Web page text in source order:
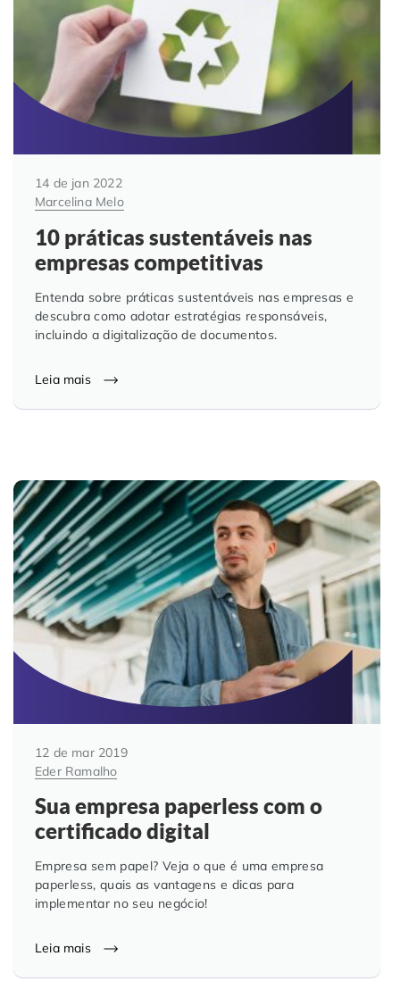
14 de jan 2022
Marcelina Melo
10 práticas sustentáveis nas
empresas competitivas
Entenda sobre práticas sustentáveis nas empresas e
descubra como adotar estratégias responsáveis,
incluindo a digitalização de documentos.
Leia mais
12 de mar 2019
Eder Ramalho
Sua empresa paperless com o
certificado digital
Empresa sem papel? Veja o que é uma empresa
paperless, quais as vantagens e dicas para
implementar no seu negócio!
Leia mais